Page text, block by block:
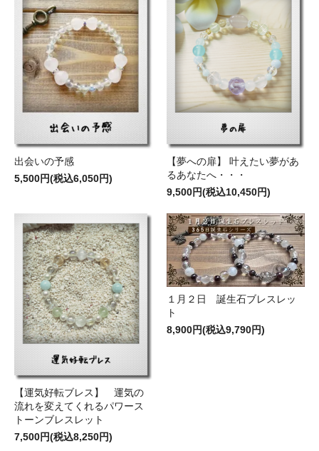
出会いの予感
5,500円(税込6,050円)
【夢への扉】 叶えたい夢があ
るあなたへ・・・
9,500円(税込10,450円)
【運気好転ブレス】 運気の
流れを変えてくれるパワース
トーンブレスレット
7,500円(税込8,250円)
１月２日 誕生石ブレスレッ
ト
8,900円(税込9,790円)